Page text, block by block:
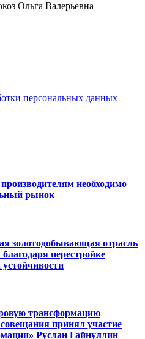
Ольга Валерьевна
персональных данных
необходимо
рынок
золотодобывающая отрасль
перестройке
устойчивости
трансформацию
принял участие
Руслан Гайнуллин